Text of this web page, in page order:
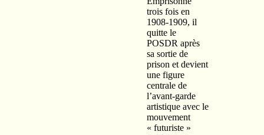
trois fois en
1908-1909, il
quitte le
POSDR après
sa sortie de
prison et devient
une figure
centrale de
l’avant-garde
artistique avec le
mouvement
« futuriste »